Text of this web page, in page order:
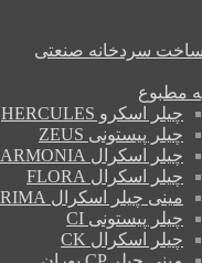
سردخانه صنعتی
مطبوع
چیلر اسکرو HERCULES
چیلر پیستونی ZEUS
چیلر اسکرال HARMONIA
چیلر اسکرال FLORA
مینی چیلر اسکرال RIMA
چیلر پیستونی CI
چیلر اسکرال CK